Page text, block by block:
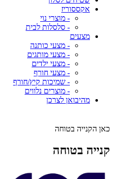
אקססוריז
- מוצרי נוי
- סלסלות לבית
מצעים
- מצעי כותנה
- מצעי מותגים
- מצעי ילדים
- מצעי חורף
- שמיכות קיץ/חורף
- מוצרים נלווים
מהיבואן לצרכן
כאן הקנייה בטוחה
קנייה בטוחה